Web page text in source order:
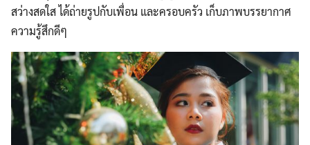
สว่างสดใส ได้ถ่ายรูปกับเพื่อน และครอบครัว เก็บภาพบรรยากาศ
ความรู้สึกดีๆ